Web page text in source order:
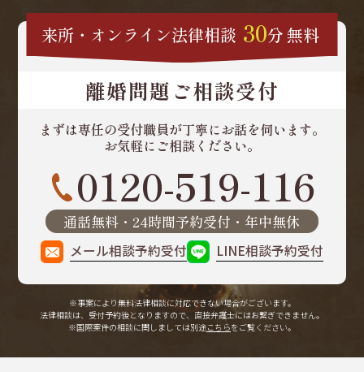
来所・オンライン法律相談 30分無料
離婚問題ご相談受付
まずは専任の受付職員が丁寧にお話を伺います。
お気軽にご相談ください。
0120-519-116
通話無料・24時間予約受付・年中無休
メール相談予約受付 LINE相談予約受付
※事案により無料法律相談に対応できない場合がございます。
法律相談は、受付予約後となりますので、 直接弁護士にはお繋ぎできません。
※国際案件の相談に関しましては別途こちらをご覧ください。